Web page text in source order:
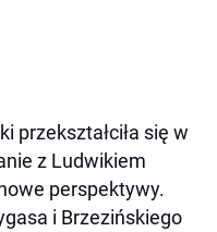
przekształciła się w
z Ludwikiem
perspektywy.
i Brzezińskiego